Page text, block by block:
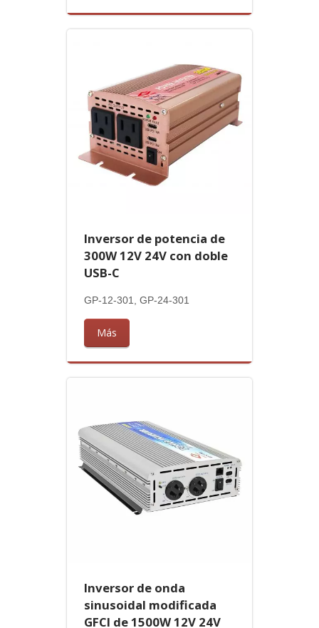
Inversor de potencia de
300W 12V 24V con doble
USB-C
GP-12-301, GP-24-301
Más
Inversor de onda
sinusoidal modificada
GFCI de 1500W 12V 24V